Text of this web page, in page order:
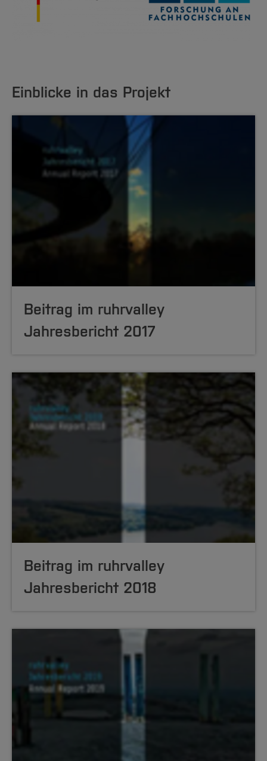
Einblicke in das Projekt
Beitrag im ruhrvalley
Jahresbericht 2017
Beitrag im ruhrvalley
Jahresbericht 2018